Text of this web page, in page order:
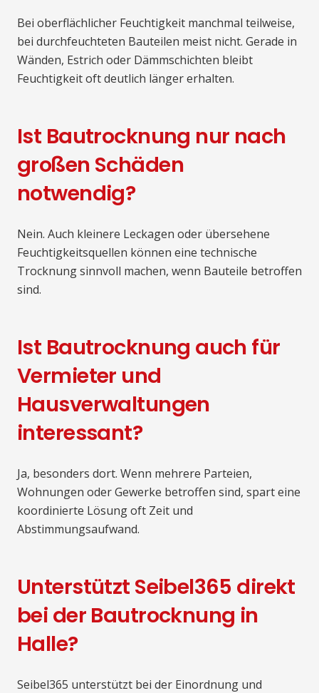
Bei oberflächlicher Feuchtigkeit manchmal teilweise,
bei durchfeuchteten Bauteilen meist nicht. Gerade in
Wänden, Estrich oder Dämmschichten bleibt
Feuchtigkeit oft deutlich länger erhalten.
Ist Bautrocknung nur nach
großen Schäden
notwendig?
Nein. Auch kleinere Leckagen oder übersehene
Feuchtigkeitsquellen können eine technische
Trocknung sinnvoll machen, wenn Bauteile betroffen
sind.
Ist Bautrocknung auch für
Vermieter und
Hausverwaltungen
interessant?
Ja, besonders dort. Wenn mehrere Parteien,
Wohnungen oder Gewerke betroffen sind, spart eine
koordinierte Lösung oft Zeit und
Abstimmungsaufwand.
Unterstützt Seibel365 direkt
bei der Bautrocknung in
Halle?
Seibel365 unterstützt bei der Einordnung und